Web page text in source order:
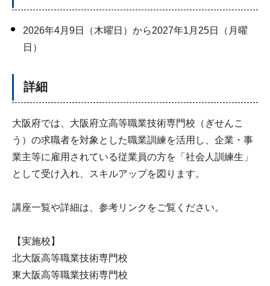
2026年4月9日（木曜日）から2027年1月25日（月曜
日）
詳細
大阪府では、大阪府立高等職業技術専門校（ぎせんこ
う）の求職者を対象とした職業訓練を活用し、企業・事
業主等に雇用されている従業員の方を「社会人訓練生」
として受け入れ、スキルアップを図ります。
講座一覧や詳細は、参考リンクをご覧ください。
【実施校】
北大阪高等職業技術専門校
東大阪高等職業技術専門校